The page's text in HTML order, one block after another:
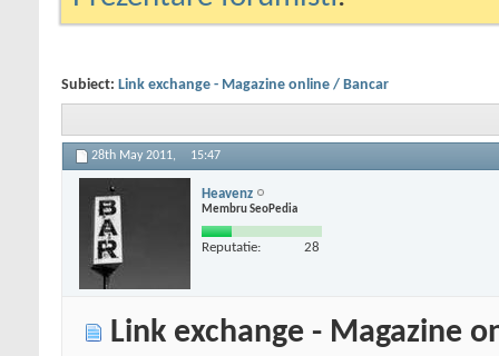
Subiect: Link exchange - Magazine online / Bancar
28th May 2011, 15:47
Heavenz
Membru SeoPedia
Reputatie: 28
Link exchange - Magazine